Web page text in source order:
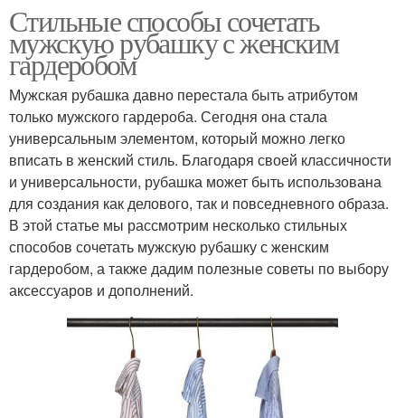
Стильные способы сочетать
мужскую рубашку с женским
гардеробом
Мужская рубашка давно перестала быть атрибутом
только мужского гардероба. Сегодня она стала
универсальным элементом, который можно легко
вписать в женский стиль. Благодаря своей классичности
и универсальности, рубашка может быть использована
для создания как делового, так и повседневного образа.
В этой статье мы рассмотрим несколько стильных
способов сочетать мужскую рубашку с женским
гардеробом, а также дадим полезные советы по выбору
аксессуаров и дополнений.